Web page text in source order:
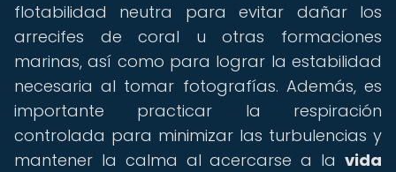
flotabilidad neutra para evitar dañar los
arrecifes de coral u otras formaciones
marinas, así como para lograr la estabilidad
necesaria al tomar fotografías. Además, es
importante practicar la respiración
controlada para minimizar las turbulencias y
mantener la calma al acercarse a la vida